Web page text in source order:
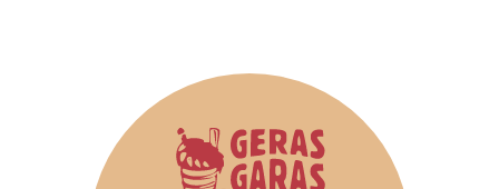
variants.
The
options